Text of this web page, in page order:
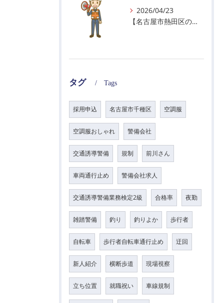
2026/04/23
【名古屋市熱田区の警備会社】GWの面接状況について！
タグ Tags
採用申込 名古屋市千種区 空調服
空調服おしゃれ 警備会社
交通誘導警備 規制 前川さん
車両通行止め 警備会社求人
交通誘導警備業務検定2級 合格率 夜勤
雑踏警備 釣り 釣りよか 歩行者
自転車 歩行者自転車通行止め 迂回
新人紹介 横断歩道 現場視察
立ち位置 就職祝い 車線規制